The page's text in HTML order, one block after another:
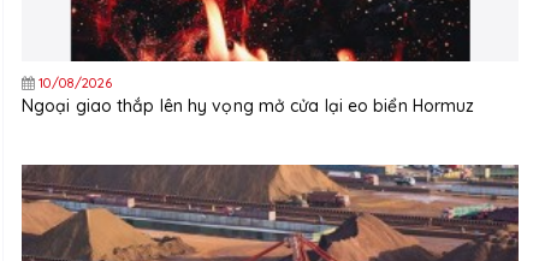
10/08/2026
Ngoại giao thắp lên hy vọng mở cửa lại eo biển Hormuz